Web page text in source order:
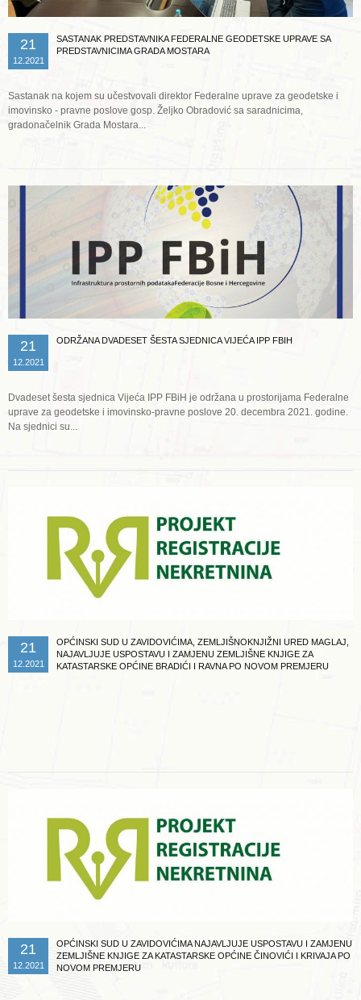
21
12.2021
SASTANAK PREDSTAVNIKA FEDERALNE GEODETSKE UPRAVE SA
PREDSTAVNICIMA GRADA MOSTARA
Sastanak na kojem su učestvovali direktor Federalne uprave za geodetske i
imovinsko - pravne poslove gosp. Željko Obradović sa saradnicima,
gradonačelnik Grada Mostara...
21
12.2021
ODRŽANA DVADESET ŠESTA SJEDNICA VIJEĆA IPP FBIH
Dvadeset šesta sjednica Vijeća IPP FBiH je održana u prostorijama Federalne
uprave za geodetske i imovinsko-pravne poslove 20. decembra 2021. godine.
Na sjednici su...
21
12.2021
OPĆINSKI SUD U ZAVIDOVIĆIMA, ZEMLJIŠNOKNJIŽNI URED MAGLAJ,
NAJAVLJUJE USPOSTAVU I ZAMJENU ZEMLJIŠNE KNJIGE ZA
KATASTARSKE OPĆINE BRADIĆI I RAVNA PO NOVOM PREMJERU
21
12.2021
OPĆINSKI SUD U ZAVIDOVIĆIMA NAJAVLJUJE USPOSTAVU I ZAMJENU
ZEMLJIŠNE KNJIGE ZA KATASTARSKE OPĆINE ČINOVIĆI I KRIVAJA PO
NOVOM PREMJERU